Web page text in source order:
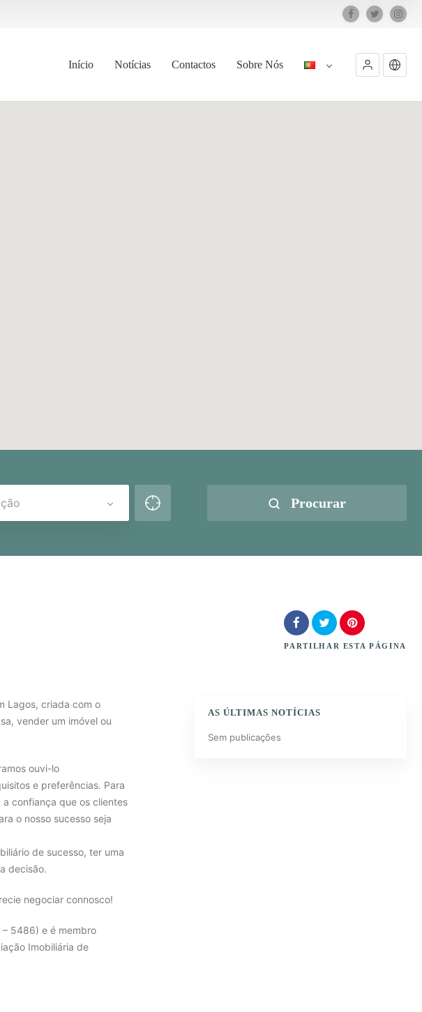
Início Notícias Contactos Sobre Nós
Procurar
PARTILHAR ESTA PÁGINA
Lagos, criada com o
vender um imóvel ou
ouvi-lo
e preferências. Para
confiança que os clientes
o nosso sucesso seja
de sucesso, ter uma
decisão.
negociar connosco!
– 5486) e é membro
Imobiliária de
AS ÚLTIMAS NOTÍCIAS
Sem publicações